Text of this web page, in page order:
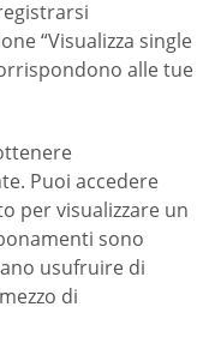
“Visualizza single
alle tue
Puoi accedere
per visualizzare un
sono
usufruire di
di